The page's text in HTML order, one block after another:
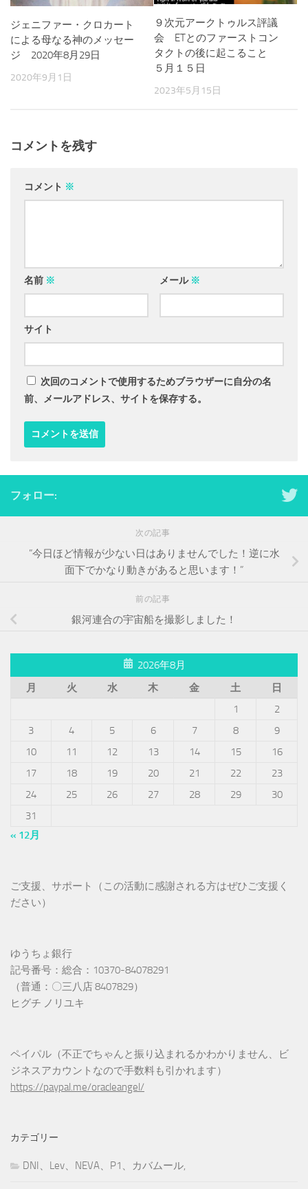
ジェニファー・クロカート
による母なる神のメッセー
ジ 2020年8月29日
2020年9月1日
９次元アークトゥルス評議
会 ETとのファーストコン
タクトの後に起こること
５月１５日
2023年5月15日
コメントを残す
コメント ※
名前 ※ メール ※
サイト
次回のコメントで使用するためブラウザーに自分の名
前、メールアドレス、サイトを保存する。
フォロー:
次の記事
”今日ほど情報が少ない日はありませんでした！逆に水
面下でかなり動きがあると思います！”
前の記事
銀河連合の宇宙船を撮影しました！
2026年8月
月
火 水 木 金 土
日
1
2
3
4 5 6 7 8
9
10
11 12 13 14 15
16
17
18 19 20 21 22
23
24
25 26 27 28 29
30
31
« 12月
ご支援、サポート（この活動に感謝される方はぜひご支援く
ださい）
ゆうちょ銀行
記号番号：総合：10370-84078291
（普通：〇三八店 8407829）
ヒグチ ノリユキ
ペイパル（不正でちゃんと振り込まれるかわかりません、ビ
ジネスアカウントなので手数料も引かれます）
https://paypal.me/oracleangel/
カテゴリー
DNI、Lev、NEVA、P1、カバムール,